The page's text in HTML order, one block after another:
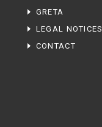
GRETA
LEGAL NOTICES
CONTACT